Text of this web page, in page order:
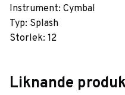
Instrument: Cymbal
Typ: Splash
Storlek: 12
Liknande